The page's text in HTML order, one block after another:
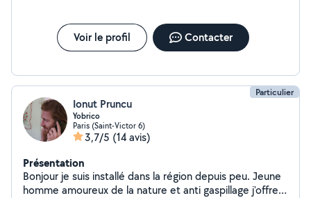
Voir le profil Contacter
Particulier
Ionut Pruncu
Yobrico
Paris (Saint-Victor 6)
3,7/5 (14 avis)
Présentation
Bonjour je suis installé dans la région depuis peu. Jeune
homme amoureux de la nature et anti gaspillage j'offre